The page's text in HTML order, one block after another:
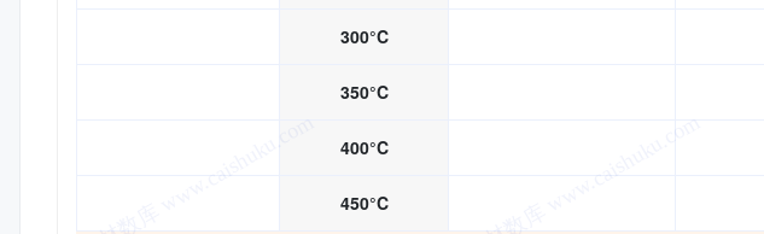
300°C
350°C
400°C
450°C